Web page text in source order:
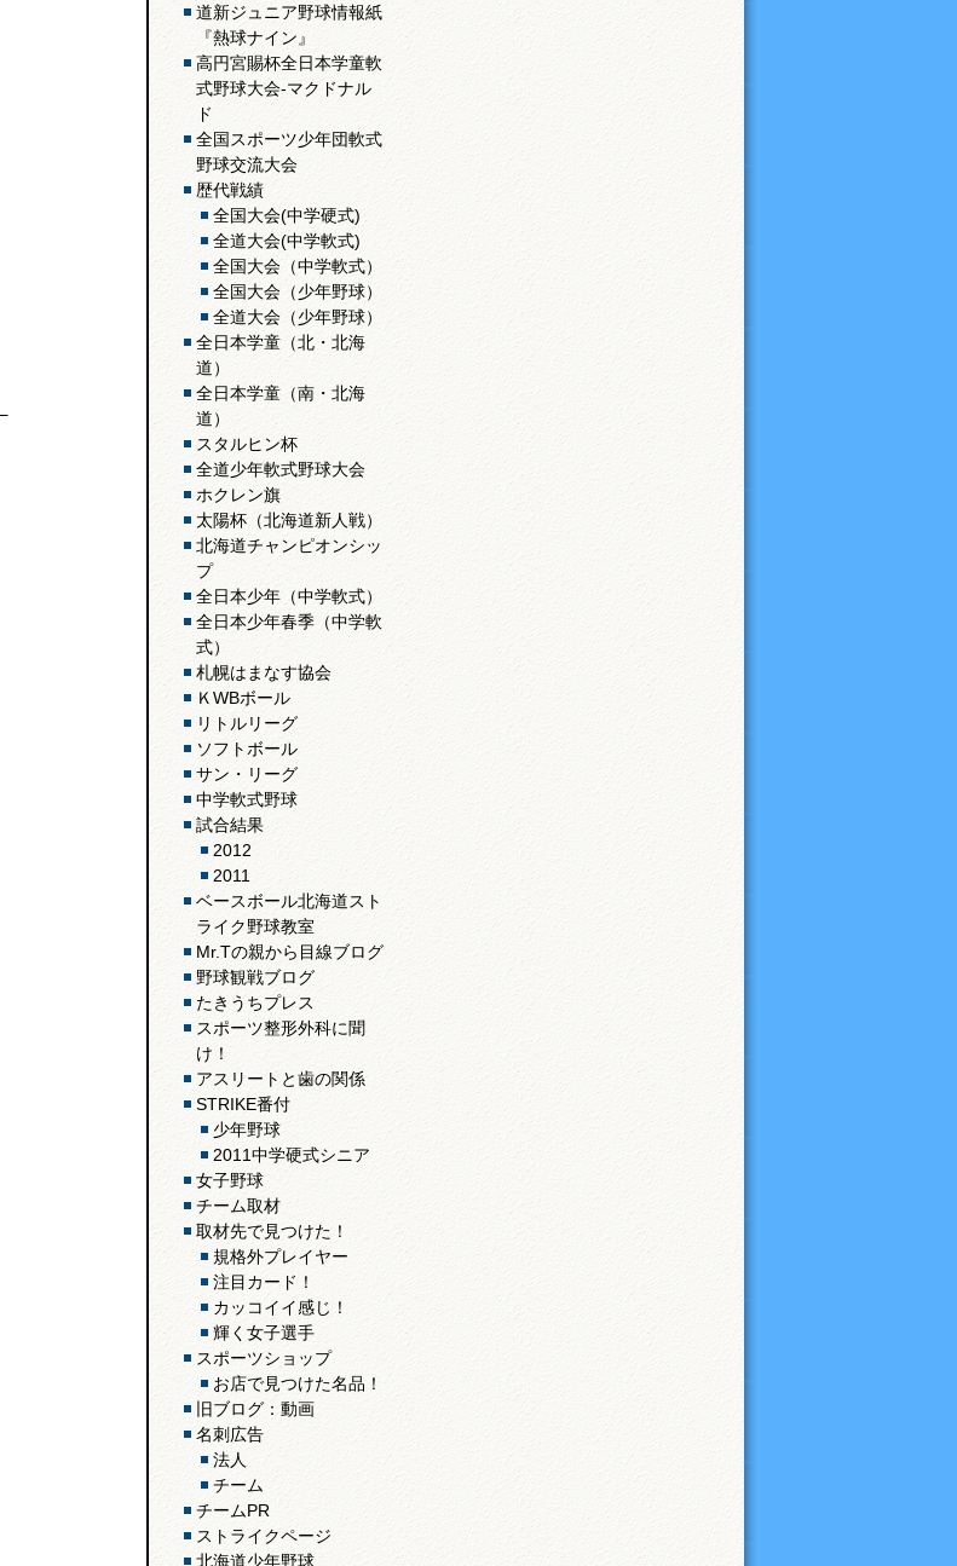
道新ジュニア野球情報紙
『熱球ナイン』
高円宮賜杯全日本学童軟
式野球大会-マクドナル
ド
全国スポーツ少年団軟式
野球交流大会
歴代戦績
全国大会(中学硬式)
全道大会(中学軟式)
全国大会（中学軟式）
全国大会（少年野球）
全道大会（少年野球）
全日本学童（北・北海
道）
全日本学童（南・北海
道）
スタルヒン杯
全道少年軟式野球大会
ホクレン旗
太陽杯（北海道新人戦）
北海道チャンピオンシッ
プ
全日本少年（中学軟式）
全日本少年春季（中学軟
式）
札幌はまなす協会
ＫWBボール
リトルリーグ
ソフトボール
サン・リーグ
中学軟式野球
試合結果
2012
2011
ベースボール北海道スト
ライク野球教室
Mr.Tの親から目線ブログ
野球観戦ブログ
たきうちプレス
スポーツ整形外科に聞
け！
アスリートと歯の関係
STRIKE番付
少年野球
2011中学硬式シニア
女子野球
チーム取材
取材先で見つけた！
規格外プレイヤー
注目カード！
カッコイイ感じ！
輝く女子選手
スポーツショップ
お店で見つけた名品！
旧ブログ：動画
名刺広告
法人
チーム
チームPR
ストライクページ
北海道少年野球